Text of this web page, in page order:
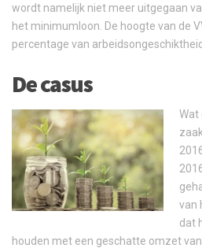
wordt namelijk niet meer uitgegaan
het minimumloon. De hoogte van de
percentage van arbeidsongeschiktheid.
De casus
Wat
van
dat
houden met een geschatte omzet